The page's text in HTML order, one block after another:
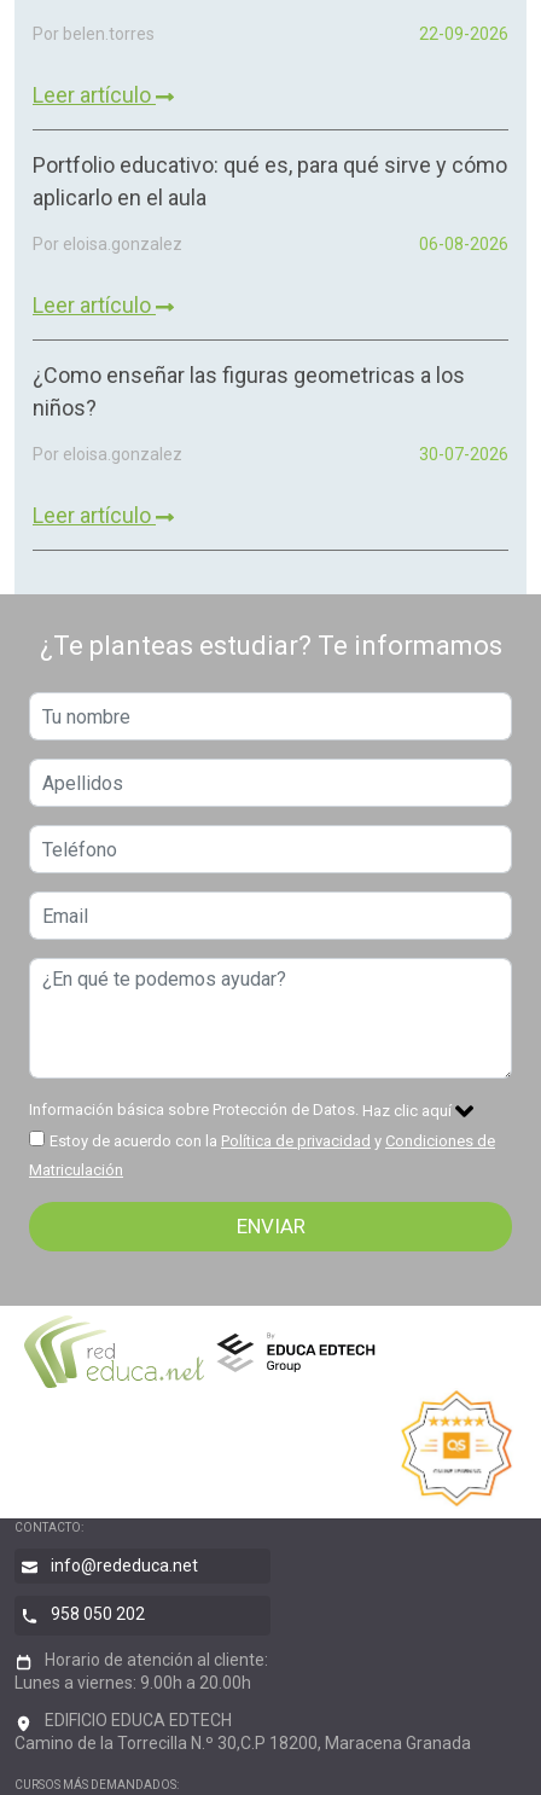
Por belen.torres 22-09-2026
Leer artículo
Portfolio educativo: qué es, para qué sirve y cómo
aplicarlo en el aula
Por eloisa.gonzalez 06-08-2026
Leer artículo
¿Como enseñar las figuras geometricas a los
niños?
Por eloisa.gonzalez 30-07-2026
Leer artículo
¿Te planteas estudiar? Te informamos
Información básica sobre Protección de Datos. Haz clic aquí
Estoy de acuerdo con la Política de privacidad y Condiciones de
Matriculación
CONTACTO:
info@rededuca.net
958 050 202
Horario de atención al cliente:
Lunes a viernes: 9.00h a 20.00h
EDIFICIO EDUCA EDTECH
Camino de la Torrecilla N.º 30,C.P 18200, Maracena Granada
CURSOS MÁS DEMANDADOS: